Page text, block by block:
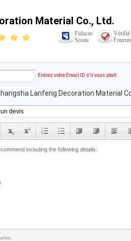
Material Co., Ltd.
Fiducie
Sceau
Vérifié
email
Entrez votre Email ID s'il vous plaît.
Lanfeng Decoration Material